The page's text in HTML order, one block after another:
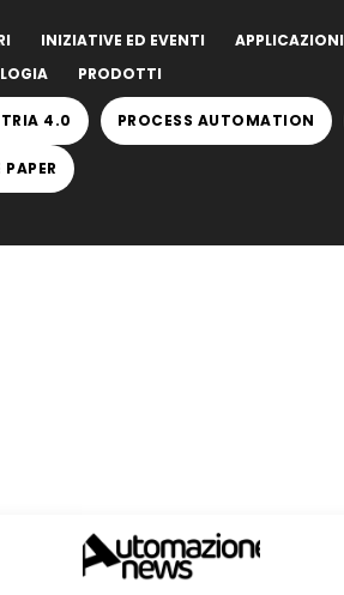
INIZIATIVE ED EVENTI APPLICAZIONI
PRODOTTI
4.0 PROCESS AUTOMATION